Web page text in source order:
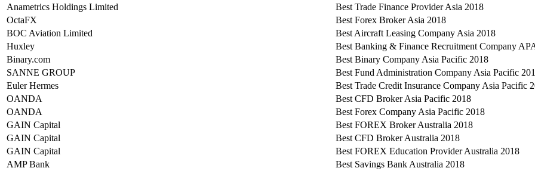
Anametrics Holdings Limited
Best Trade Finance Provider Asia 2018
OctaFX
Best Forex Broker Asia 2018
BOC Aviation Limited
Best Aircraft Leasing Company Asia 2018
Huxley
Best Banking & Finance Recruitment Company
Binary.com
Best Binary Company Asia Pacific 2018
SANNE GROUP
Best Fund Administration Company Asia Pacific
Euler Hermes
Best Trade Credit Insurance Company Asia Pacific
OANDA
Best CFD Broker Asia Pacific 2018
OANDA
Best Forex Company Asia Pacific 2018
GAIN Capital
Best FOREX Broker Australia 2018
GAIN Capital
Best CFD Broker Australia 2018
GAIN Capital
Best FOREX Education Provider Australia 2018
AMP Bank
Best Savings Bank Australia 2018